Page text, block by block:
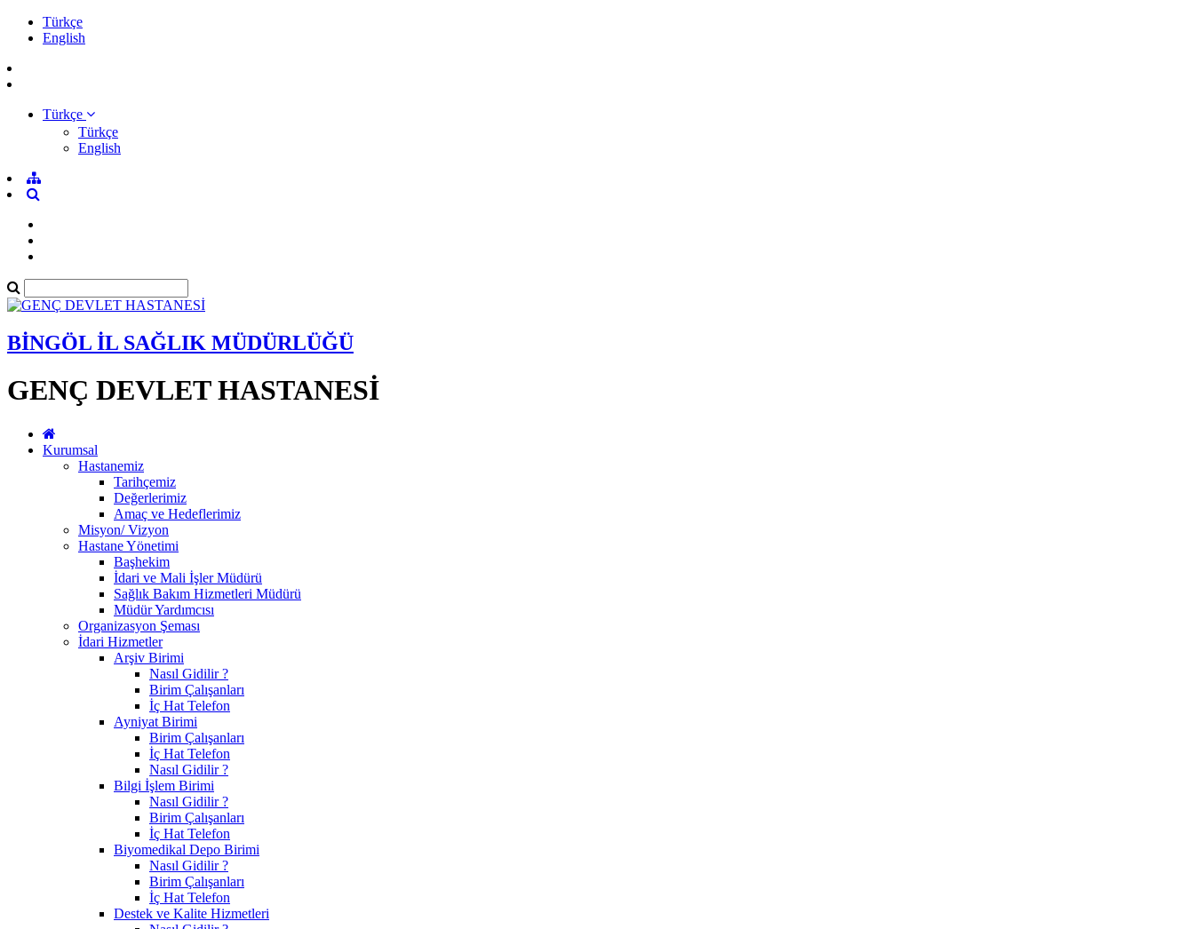
Türkçe
English
Türkçe
Türkçe
English
BİNGÖL İL SAĞLIK MÜDÜRLÜĞÜ
GENÇ DEVLET HASTANESİ
Kurumsal
Hastanemiz
Tarihçemiz
Değerlerimiz
Amaç ve Hedeflerimiz
Misyon/ Vizyon
Hastane Yönetimi
Başhekim
İdari ve Mali İşler Müdürü
Sağlık Bakım Hizmetleri Müdürü
Müdür Yardımcısı
Organizasyon Şeması
İdari Hizmetler
Arşiv Birimi
Nasıl Gidilir ?
Birim Çalışanları
İç Hat Telefon
Ayniyat Birimi
Birim Çalışanları
İç Hat Telefon
Nasıl Gidilir ?
Bilgi İşlem Birimi
Nasıl Gidilir ?
Birim Çalışanları
İç Hat Telefon
Biyomedikal Depo Birimi
Nasıl Gidilir ?
Birim Çalışanları
İç Hat Telefon
Destek ve Kalite Hizmetleri